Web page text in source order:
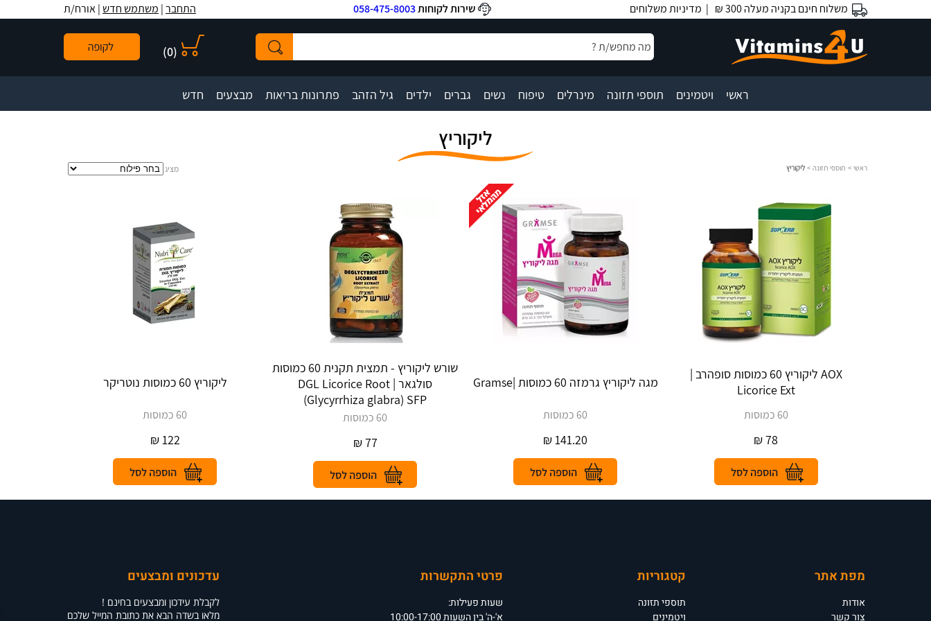
נגישות
אתר
המרכזי
משלוח חינם בקניה מעלה 300 ₪ | מדיניות משלוחים שירות לקוחות058-475-8003 התחבר| משתמש חדש| אורח/ת
(
0
)
ראשי ויטמינים תוספי תזונה מינרלים טיפוח נשים גברים ילדים גיל הזהב פתרונות בריאות מבצעים חדש
ליקוריץ
ראשי > תוספי תזונה > ליקוריץ מציג
AOX ליקוריץ 60 כמוסות סופהרב |
Licorice Ext
60 כמוסות
78
₪
מגה ליקוריץ גרמזה 60 כמוסות |Gramse
60 כמוסות
141.20
₪
שורש ליקוריץ - תמצית תקנית 60 כמוסות
סולגאר | DGL Licorice Root
(Glycyrrhiza glabra) SFP
60 כמוסות
77
₪
ליקוריץ 60 כמוסות נוטריקר
60 כמוסות
122
₪
מפת אתר
אודות
צור קשר
קטגוריות
תוספי תזונה
ויטמינים
פרטי התקשרות
שעות פעילות:
א'-ה' בין השעות 10:00-17:00
עדכונים ומבצעים
לקבלת עידכון ומבצעים בחינם !
מלאו בשדה הבא את כתובת המייל שלכם